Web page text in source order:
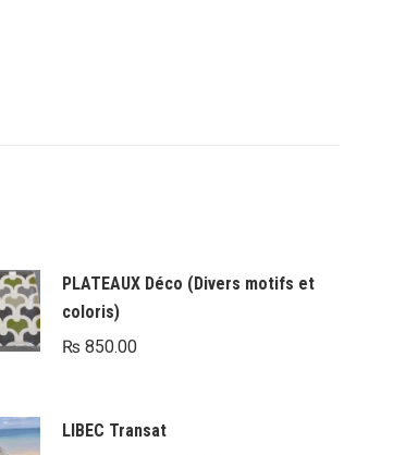
PLATEAUX Déco (Divers motifs et
coloris)
₨ 850.00
LIBEC Transat